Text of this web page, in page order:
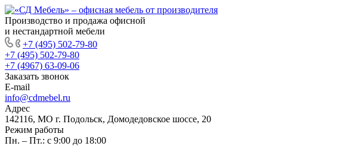
Производство и продажа офисной
и нестандартной мебели
+7 (495) 502-79-80
+7 (495) 502-79-80
+7 (4967) 63-09-06
Заказать звонок
E-mail
info@cdmebel.ru
Адрес
142116, МО г. Подольск, Домодедовское шоссе, 20
Режим работы
Пн. – Пт.: с 9:00 до 18:00